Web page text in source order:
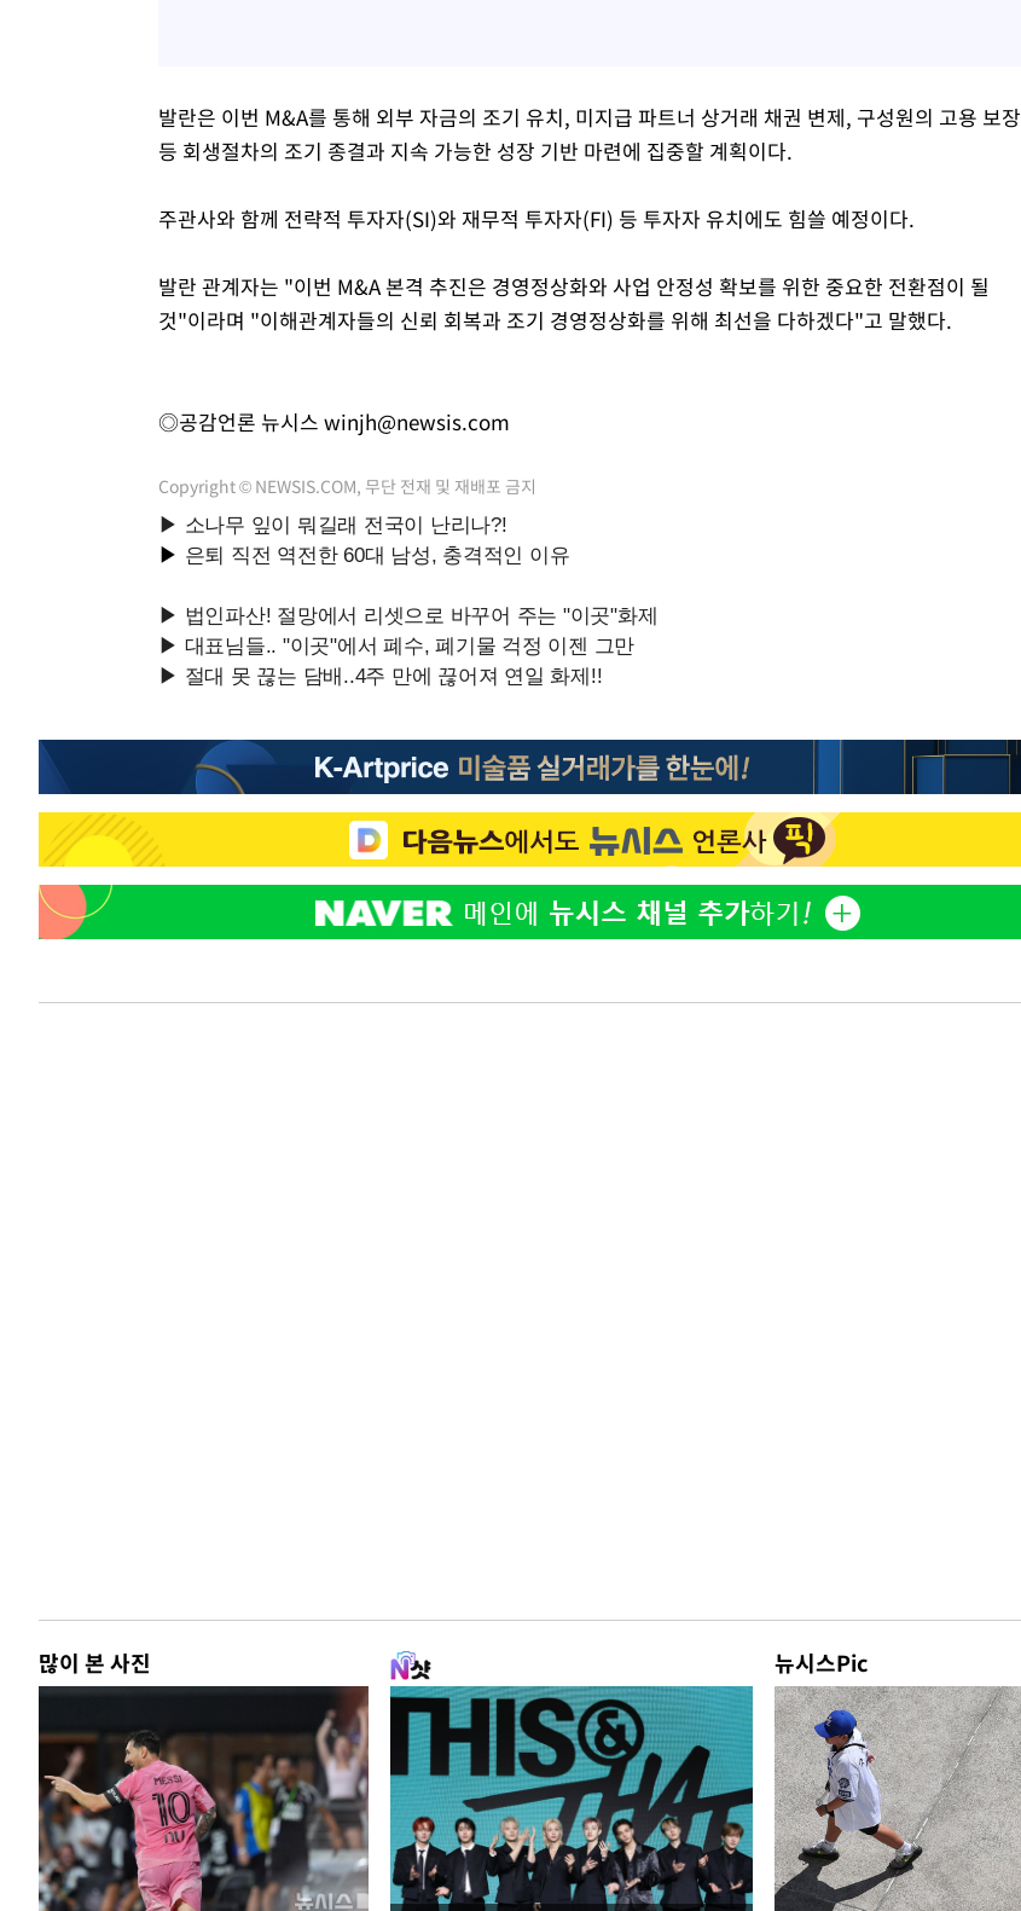
발란은 이번 M&A를 통해 외부 자금의 조기 유치, 미지급 파트너 상거래 채권 변제, 구성원의 고용 보장
등 회생절차의 조기 종결과 지속 가능한 성장 기반 마련에 집중할 계획이다.
주관사와 함께 전략적 투자자(SI)와 재무적 투자자(FI) 등 투자자 유치에도 힘쓸 예정이다.
발란 관계자는 "이번 M&A 본격 추진은 경영정상화와 사업 안정성 확보를 위한 중요한 전환점이 될
것"이라며 "이해관계자들의 신뢰 회복과 조기 경영정상화를 위해 최선을 다하겠다"고 말했다.
◎공감언론 뉴시스 winjh@newsis.com
Copyright © NEWSIS.COM, 무단 전재 및 재배포 금지
많이 본 사진 뉴시스Pic